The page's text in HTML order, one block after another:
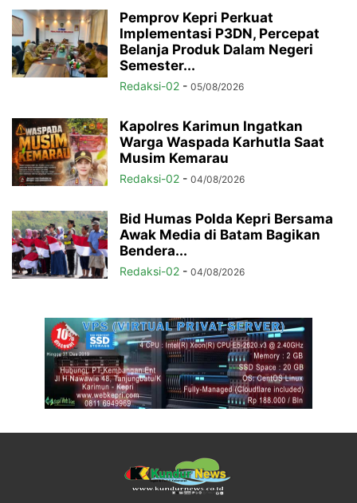
Pemprov Kepri Perkuat
Implementasi P3DN, Percepat
Belanja Produk Dalam Negeri
Semester...
Redaksi-02 - 05/08/2026
Kapolres Karimun Ingatkan
Warga Waspada Karhutla Saat
Musim Kemarau
Redaksi-02 - 04/08/2026
Bid Humas Polda Kepri Bersama
Awak Media di Batam Bagikan
Bendera...
Redaksi-02 - 04/08/2026